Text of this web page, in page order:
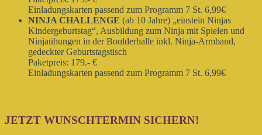
Einladungskarten passend zum Programm 7 St. 6,99€
NINJA CHALLENGE (ab 10 Jahre) „einstein Ninjas
Kindergeburtstag“, Ausbildung zum Ninja mit Spielen und
Ninjaübungen in der Boulderhalle inkl. Ninja-Armband,
gedeckter Geburtstagstisch
Paketpreis: 179.- €
Einladungskarten passend zum Programm 7 St. 6,99€
JETZT WUNSCHTERMIN SICHERN!